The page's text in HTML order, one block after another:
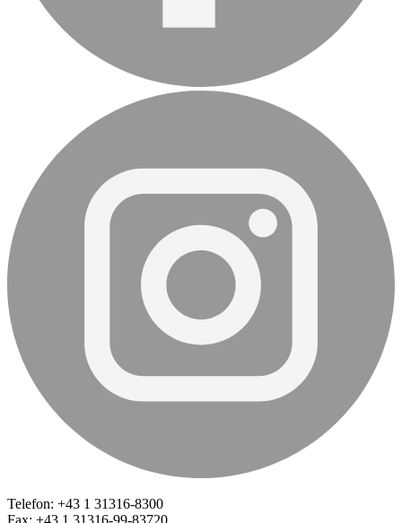
Telefon: +43 1 31316-8300
Fax: +43 1 31316-99-83720